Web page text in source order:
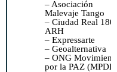
– Asociación
Malevaje Tango
– Ciudad Real
ARH
– Expressarte
– Geoalternativa
– ONG
por la PAZ (MPDL)